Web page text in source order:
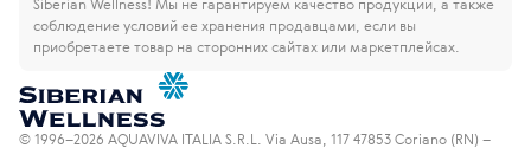
соблюдение условий ее хранения продавцами, если вы
приобретаете товар на сторонних сайтах или маркетплейсах.
© 1996–2026 AQUAVIVA ITALIA S.R.L. Via Ausa, 117 47853 Coriano (RN) –